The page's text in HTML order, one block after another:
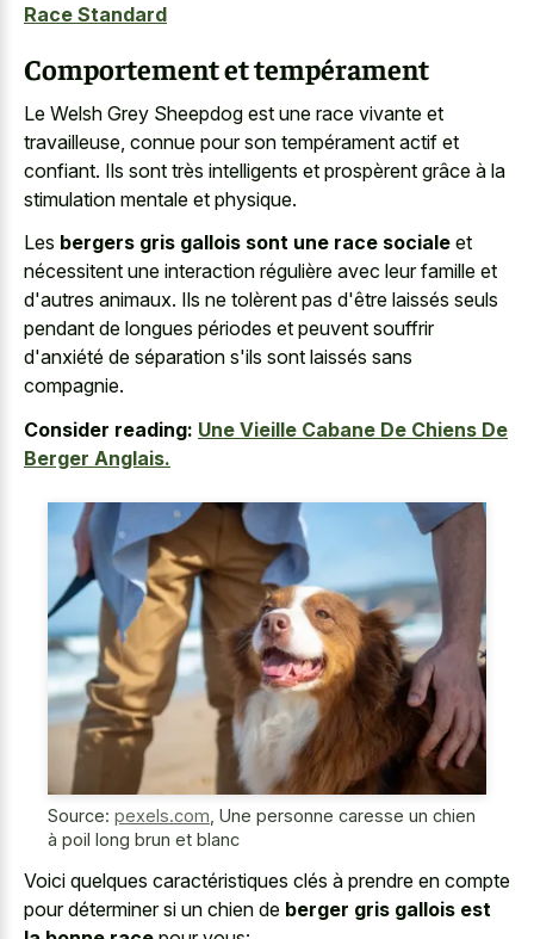
Race Standard
Comportement et tempérament
Le Welsh Grey Sheepdog est une race vivante et
travailleuse, connue pour son tempérament actif et
confiant. Ils sont très intelligents et prospèrent grâce à la
stimulation mentale et physique.
Les bergers gris gallois sont une race sociale et
nécessitent une interaction régulière avec leur famille et
d'autres animaux. Ils ne tolèrent pas d'être laissés seuls
pendant de longues périodes et peuvent souffrir
d'anxiété de séparation s'ils sont laissés sans
compagnie.
Consider reading: Une Vieille Cabane De Chiens De
Berger Anglais.
Source: pexels.com Une personne caresse un chien
à poil long brun et blanc
Voici quelques caractéristiques clés à prendre en compte
pour déterminer si un chien de berger gris gallois est